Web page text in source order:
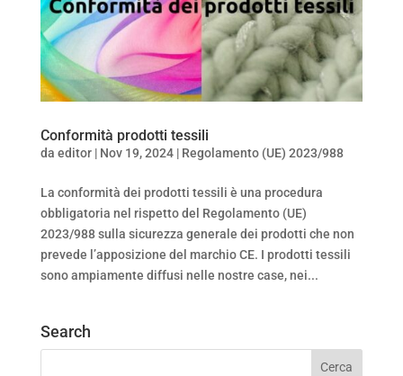
Conformità prodotti tessili
da editor| Nov 19, 2024| Regolamento (UE) 2023/988
La conformità dei prodotti tessili è una procedura
obbligatoria nel rispetto del Regolamento (UE)
2023/988 sulla sicurezza generale dei prodotti che non
prevede l’apposizione del marchio CE. I prodotti tessili
sono ampiamente diffusi nelle nostre case, nei...
Search